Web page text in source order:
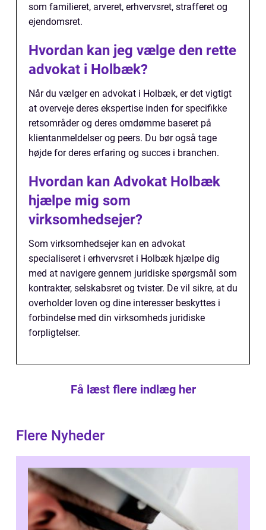
som familieret, arveret, erhvervsret, strafferet og
ejendomsret.
Hvordan kan jeg vælge den rette
advokat i Holbæk?
Når du vælger en advokat i Holbæk, er det vigtigt
at overveje deres ekspertise inden for specifikke
retsområder og deres omdømme baseret på
klientanmeldelser og peers. Du bør også tage
højde for deres erfaring og succes i branchen.
Hvordan kan Advokat Holbæk
hjælpe mig som
virksomhedsejer?
Som virksomhedsejer kan en advokat
specialiseret i erhvervsret i Holbæk hjælpe dig
med at navigere gennem juridiske spørgsmål som
kontrakter, selskabsret og tvister. De vil sikre, at du
overholder loven og dine interesser beskyttes i
forbindelse med din virksomheds juridiske
forpligtelser.
Få læst flere indlæg her
Flere Nyheder